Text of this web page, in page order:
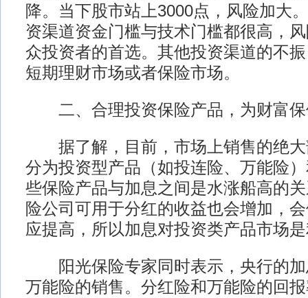
降。当下股市站上3000点，风险加大
资渠道资金门槛与技术门槛都很高，
众投资者的首选。其他投资渠道的不
短期理财市场或者保险市场。
二、合理投资保险产品，为财富保
据了解，目前，市场上销售的绝大
分为投资型产品（如投连险、万能险
些保险产品与加息之间是水涨船高的
险公司可用于分红的收益也会增加，
应提高，所以加息对投资类产品市场
阳光保险专家同时表示，央行的加
万能险的销售。分红险和万能险的回